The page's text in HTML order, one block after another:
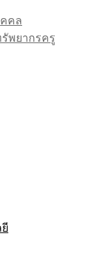
คล
พยากรครู
ข้าราชการครู
เรียนฯ
งใส
ต